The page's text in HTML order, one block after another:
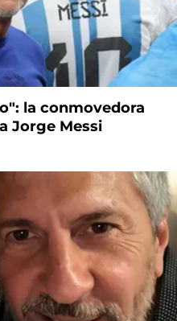
la conmovedora
Jorge Messi